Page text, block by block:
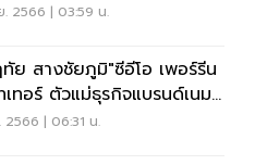
. 2566 | 03:59 น.
ย สางชัยภูมิ"ซีอีโอ เพอร์รีน
ทอร์ ตัวแม่ธุรกิจแบรนด์เนม
ง
2566 | 06:31 น.